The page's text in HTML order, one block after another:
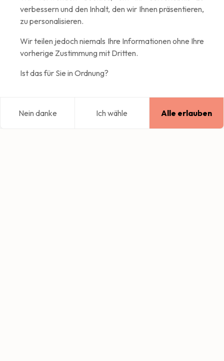
verbessern und den Inhalt, den wir Ihnen präsentieren,
zu personalisieren.
Wir teilen jedoch niemals Ihre Informationen ohne Ihre
vorherige Zustimmung mit Dritten.
Ist das für Sie in Ordnung?
Nein danke Ich wähle Alle erlauben
Erkunden Home Einloggen